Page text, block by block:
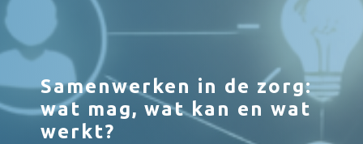
Samenwerken in de zorg:
wat mag, wat kan en wat
werkt?